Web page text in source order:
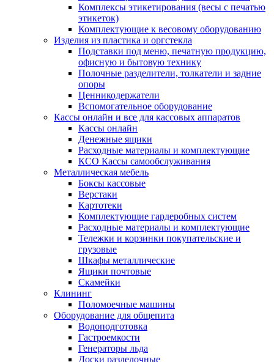
Комплексы этикетирования (весы с печатью
этикеток)
Комплектующие к весовому оборудованию
Изделия из пластика и оргстекла
Подставки под меню, печатную продукцию,
офисную и бытовую технику
Полочные разделители, толкатели и задние
опоры
Ценникодержатели
Вспомогательное оборудование
Кассы онлайн и все для кассовых аппаратов
Кассы онлайн
Денежные ящики
Расходные материалы и комплектующие
КСО Кассы самообслуживания
Металлическая мебель
Боксы кассовые
Верстаки
Картотеки
Комплектующие гардеробных систем
Расходные материалы и комплектующие
Тележки и корзинки покупательские и
грузовые
Шкафы металлические
Ящики почтовые
Скамейки
Клининг
Поломоечные машины
Оборудование для общепита
Водоподготовка
Гастроемкости
Генераторы льда
Доски разделочные